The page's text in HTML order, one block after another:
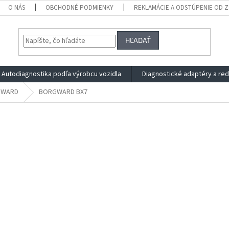
O NÁS OBCHODNÉ PODMIENKY REKLAMÁCIE A ODSTÚPENIE OD
HĽADAŤ
Autodiagnostika podľa výrobcu vozidla Diagnostické adaptéry a
BORGWARD BX7